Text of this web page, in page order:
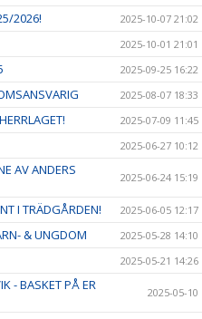
2026! 2025-10-07 21:02
2025-10-01 21:01
2025-09-25 16:22
2025-08-07 18:33
2025-07-09 11:45
2025-06-27 10:12
AV ANDERS
2025-06-24 15:19
I TRÄDGÅRDEN! 2025-06-05 12:17
& UNGDOM 2025-05-28 14:10
2025-05-21 14:26
- BASKET PÅ ER
2025-05-10